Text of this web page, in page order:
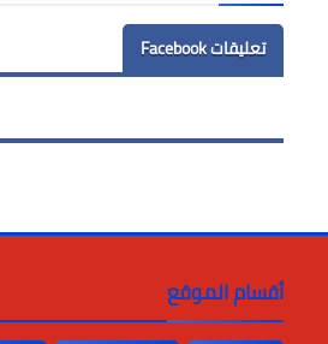
تعليقات Facebook
أقسام الموقع